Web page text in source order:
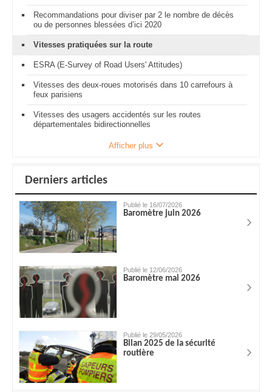
Recommandations pour diviser par 2 le nombre de décès
ou de personnes blessées d’ici 2020
Vitesses pratiquées sur la route
ESRA (E-Survey of Road Users' Attitudes)
Vitesses des deux-roues motorisés dans 10 carrefours à
feux parisiens
Vitesses des usagers accidentés sur les routes
départementales bidirectionnelles
Afficher plus
Derniers articles
Publié le 16/07/2026
Baromètre juin 2026
Publié le 12/06/2026
Baromètre mai 2026
Publié le 29/05/2026
Bilan 2025 de la sécurité
routière